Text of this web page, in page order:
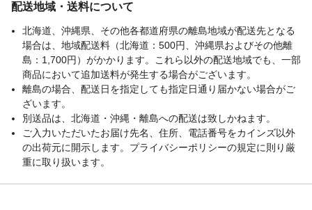
配送地域・送料について
北海道、沖縄県、その他各都道府県の離島地域が配送先となる
場合は、地域配送料（北海道：500円、沖縄県およびその他離
島：1,700円）がかかります。これら以外の配送地域でも、一部
商品において追加送料が発生する場合がございます。
離島の場合、配送日を指定しても指定日通り届かない場合がご
ざいます。
別送品は、北海道・沖縄・離島への配送は致しかねます。
ご入力いただいたお届け先名、住所、電話番号をカインズ以外
の出荷元に開示します。プライバシーポリシーの規定に則り厳
重に取り扱います。